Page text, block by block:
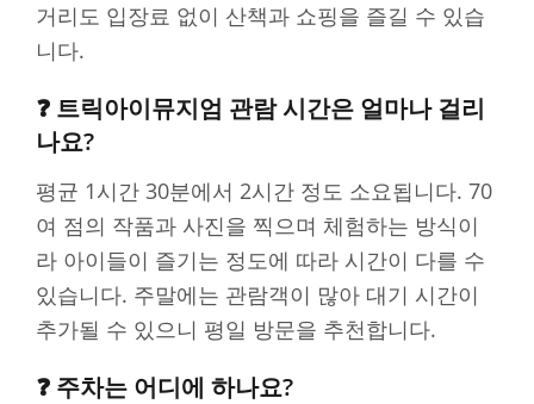
거리도 입장료 없이 산책과 쇼핑을 즐길 수 있습
니다.
❓ 트릭아이뮤지엄 관람 시간은 얼마나 걸리
나요?
평균 1시간 30분에서 2시간 정도 소요됩니다. 70
여 점의 작품과 사진을 찍으며 체험하는 방식이
라 아이들이 즐기는 정도에 따라 시간이 다를 수
있습니다. 주말에는 관람객이 많아 대기 시간이
추가될 수 있으니 평일 방문을 추천합니다.
❓ 주차는 어디에 하나요?